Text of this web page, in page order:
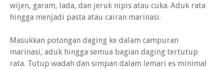
wijen, garam, lada, dan jeruk nipis atau cuka. Aduk rata
hingga menjadi pasta atau cairan marinasi.
Masukkan potongan daging ke dalam campuran
marinasi, aduk hingga semua bagian daging tertutup
rata. Tutup wadah dan simpan dalam lemari es minimal